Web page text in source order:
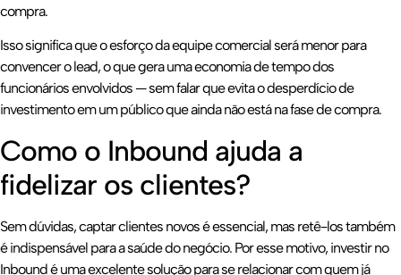
compra.
Isso significa que o esforço da equipe comercial será menor para
convencer o lead, o que gera uma economia de tempo dos
funcionários envolvidos — sem falar que evita o desperdício de
investimento em um público que ainda não está na fase de compra.
Como o Inbound ajuda a
fidelizar os clientes?
Sem dúvidas, captar clientes novos é essencial, mas retê-los também
é indispensável para a saúde do negócio. Por esse motivo, investir no
Inbound é uma excelente solução para se relacionar com quem já